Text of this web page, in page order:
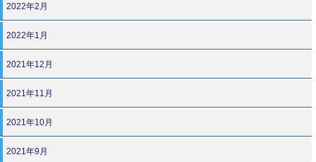
2022年2月
2022年1月
2021年12月
2021年11月
2021年10月
2021年9月